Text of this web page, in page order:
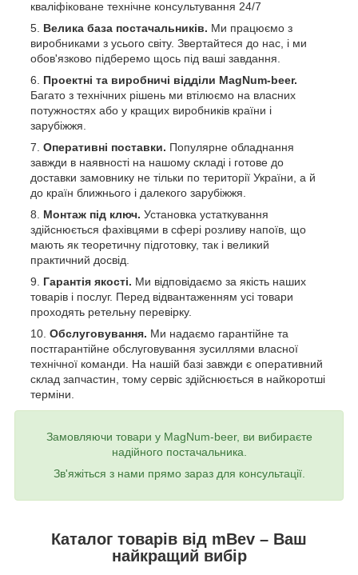
кваліфіковане технічне консультування 24/7
Велика база постачальників. Ми працюємо з
виробниками з усього світу. Звертайтеся до нас, і ми
обов'язково підберемо щось під ваші завдання.
Проектні та виробничі відділи MagNum-beer.
Багато з технічних рішень ми втілюємо на власних
потужностях або у кращих виробників країни і
зарубіжжя.
Оперативні поставки. Популярне обладнання
завжди в наявності на нашому складі і готове до
доставки замовнику не тільки по території України, а й
до країн ближнього і далекого зарубіжжя.
Монтаж під ключ. Установка устаткування
здійснюється фахівцями в сфері розливу напоїв, що
мають як теоретичну підготовку, так і великий
практичний досвід.
Гарантія якості. Ми відповідаємо за якість наших
товарів і послуг. Перед відвантаженням усі товари
проходять ретельну перевірку.
Обслуговування. Ми надаємо гарантійне та
постгарантійне обслуговування зусиллями власної
технічної команди. На нашій базі завжди є оперативний
склад запчастин, тому сервіс здійснюється в найкоротші
терміни.
Замовляючи товари у MagNum-beer, ви вибираєте
надійного постачальника.
Зв'яжіться з нами прямо зараз для консультації.
Каталог товарів від mBev – Ваш
найкращий вибір